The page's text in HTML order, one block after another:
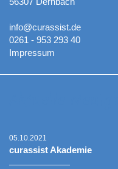
info@curassist.de
0261 - 953 293 40
Impressum
05.10.2021
curassist Akademie